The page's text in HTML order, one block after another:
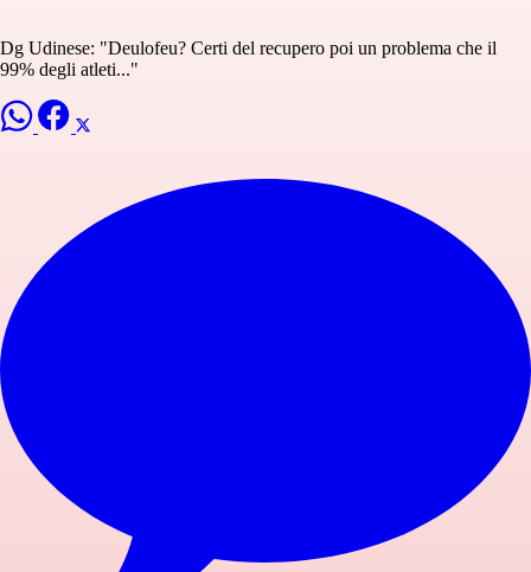
Dg Udinese: "Deulofeu? Certi del recupero poi un problema che il
99% degli atleti..."